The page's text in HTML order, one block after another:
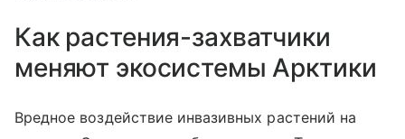
Как растения-захватчики
меняют экосистемы Арктики
Вредное воздействие инвазивных растений на